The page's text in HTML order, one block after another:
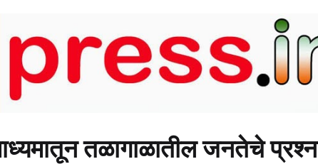
माध्यमातून तळागाळातील जनतेचे प्रश्न